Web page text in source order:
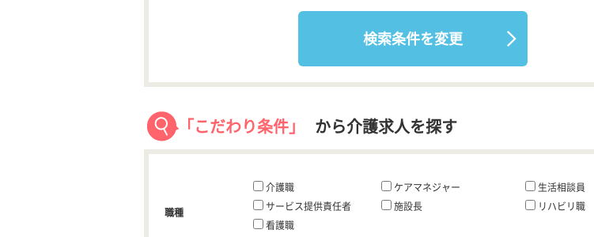
検索条件を変更
「こだわり条件」 から介護求人を探す
職種
介護職 ケアマネジャー
生活相談員
サービス提供責任者
施設長
リハビリ職
看護職